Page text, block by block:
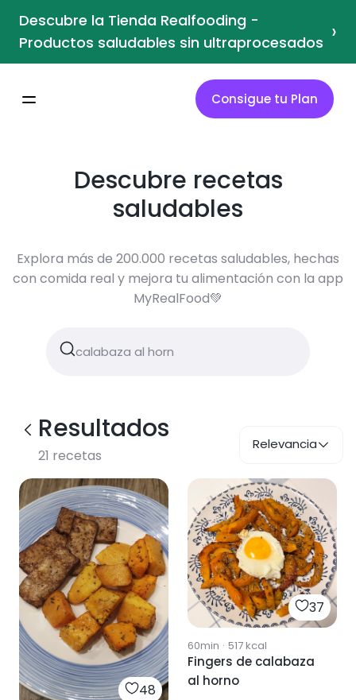
Descubre la Tienda Realfooding -
Productos saludables sin ultraprocesados ›
Consigue tu Plan
Descubre recetas
saludables
Explora más de 200.000 recetas saludables, hechas
con comida real y mejora tu alimentación con la app
MyRealFood💚
Resultados
21 recetas
Relevancia
48
37
60min · 517kcal
Fingers de calabaza
al horno